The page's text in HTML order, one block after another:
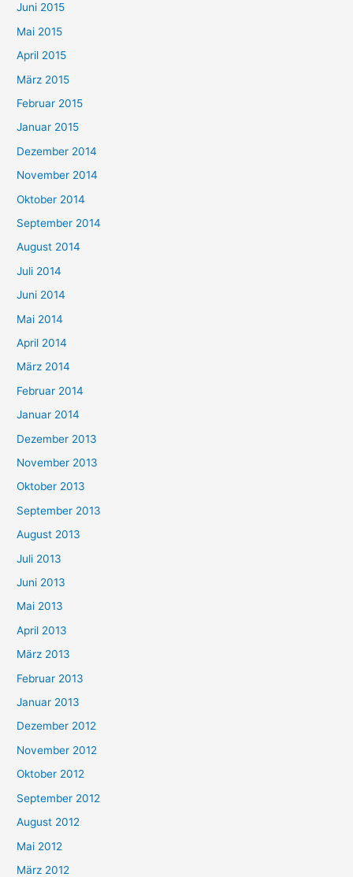
Juni 2015
Mai 2015
April 2015
März 2015
Februar 2015
Januar 2015
Dezember 2014
November 2014
Oktober 2014
September 2014
August 2014
Juli 2014
Juni 2014
Mai 2014
April 2014
März 2014
Februar 2014
Januar 2014
Dezember 2013
November 2013
Oktober 2013
September 2013
August 2013
Juli 2013
Juni 2013
Mai 2013
April 2013
März 2013
Februar 2013
Januar 2013
Dezember 2012
November 2012
Oktober 2012
September 2012
August 2012
Mai 2012
März 2012